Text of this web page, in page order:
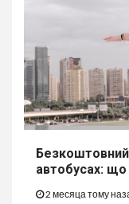
Безкоштовний
автобуcах:
2 месяца тому